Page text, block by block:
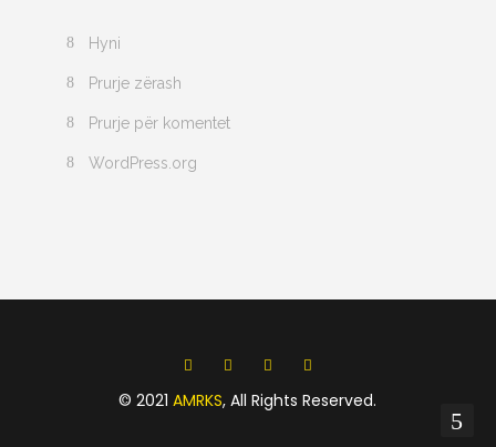
Hyni
Prurje zërash
Prurje për komentet
WordPress.org
© 2021AMRKS, All Rights Reserved.